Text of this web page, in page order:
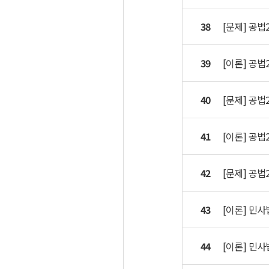
38 [문제] 공
39 [이론] 공법
40 [문제] 공법
41 [이론] 공법
42 [문제] 공법
43 [이론] 민
44 [이론] 민